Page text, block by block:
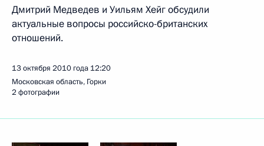
Дмитрий Медведев и Уильям Хейг обсудили
актуальные вопросы российско-британских
отношений.
13 октября 2010 года 12:20
Московская область, Горки
2 фотографии